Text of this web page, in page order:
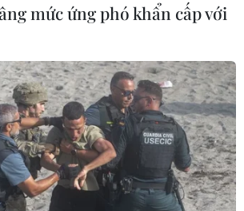
cuộc đàm phán thăm dò
minh cầm quyền
mức ứng phó khẩn cấp với